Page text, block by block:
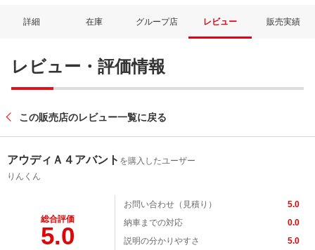
詳細 在庫 グループ店 レビュー 販売実績
レビュー・評価情報
この販売店のレビュー一覧に戻る
アウディＡ４アバント を購入したユーザー
りんくん
総合評価
5.0
お問い合わせ（見積り）
5.0
納車までの対応
0.0
説明の分かりやすさ
5.0